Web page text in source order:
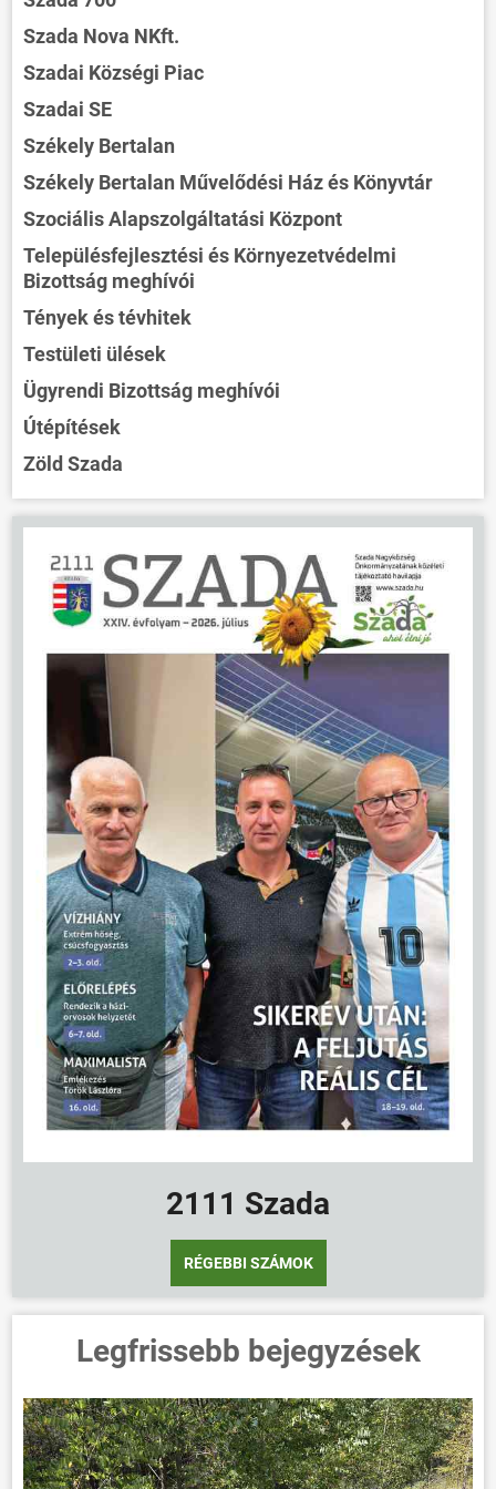
Szada Nova NKft.
Szadai Községi Piac
Szadai SE
Székely Bertalan
Székely Bertalan Művelődési Ház és Könyvtár
Szociális Alapszolgáltatási Központ
Településfejlesztési és Környezetvédelmi
Bizottság meghívói
Tények és tévhitek
Testületi ülések
Ügyrendi Bizottság meghívói
Útépítések
Zöld Szada
2111 Szada
RÉGEBBI SZÁMOK
Legfrissebb bejegyzések